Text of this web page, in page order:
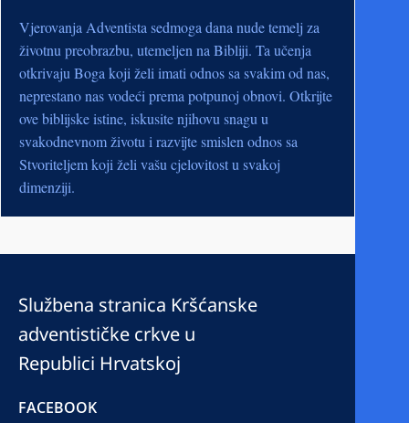
Vjerovanja Adventista sedmoga dana nude temelj za
životnu preobrazbu, utemeljen na Bibliji. Ta učenja
otkrivaju Boga koji želi imati odnos sa svakim od nas,
neprestano nas vodeći prema potpunoj obnovi. Otkrijte
ove biblijske istine, iskusite njihovu snagu u
svakodnevnom životu i razvijte smislen odnos sa
Stvoriteljem koji želi vašu cjelovitost u svakoj
dimenziji.
Službena stranica Kršćanske
adventističke crkve u
Republici Hrvatskoj
FACEBOOK